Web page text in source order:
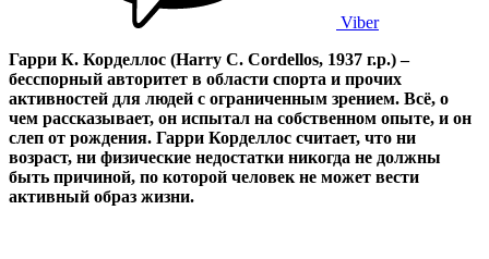
Viber
Гарри К. Корделлос (Harry C. Cordellos, 1937 г.р.) –
бесспорный авторитет в области спорта и прочих
активностей для людей с ограниченным зрением. Всё, о
чем рассказывает, он испытал на собственном опыте, и он
слеп от рождения. Гарри Корделлос считает, что ни
возраст, ни физические недостатки никогда не должны
быть причиной, по которой человек не может вести
активный образ жизни.